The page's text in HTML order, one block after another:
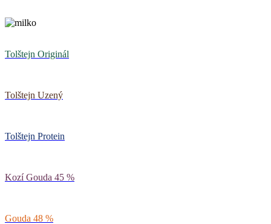
Tolštejn Originál
Tolštejn Uzený
Tolštejn Protein
Kozí Gouda 45 %
Gouda 48 %